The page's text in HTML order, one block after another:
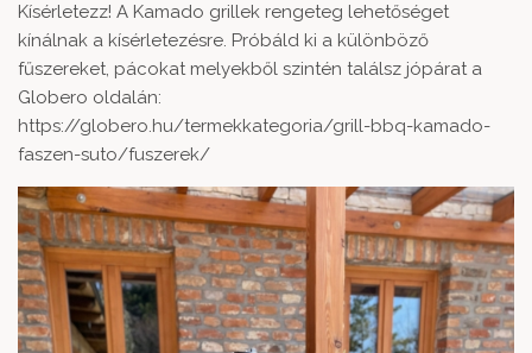
Kísérletezz! A Kamado grillek rengeteg lehetőséget
kínálnak a kísérletezésre. Próbáld ki a különböző
fűszereket, pácokat melyekből szintén találsz jópárat a
Globero oldalán:
https://globero.hu/termekkategoria/grill-bbq-kamado-
faszen-suto/fuszerek/